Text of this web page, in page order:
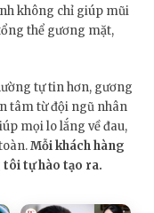
không chỉ giúp mũi
thể gương mặt,
tự tin hơn, gương
tâm từ đội ngũ nhân
mọi lo lắng về đau,
Mỗi khách hàng
tự hào tạo ra.